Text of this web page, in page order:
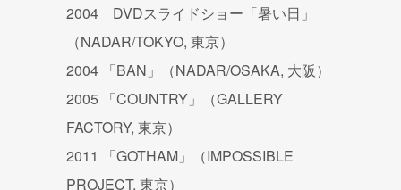
2004 DVDスライドショー「暑い日」
（NADAR/TOKYO, 東京）
2004 「BAN」（NADAR/OSAKA, 大阪）
2005 「COUNTRY」（GALLERY
FACTORY, 東京）
2011 「GOTHAM」（IMPOSSIBLE
PROJECT, 東京）